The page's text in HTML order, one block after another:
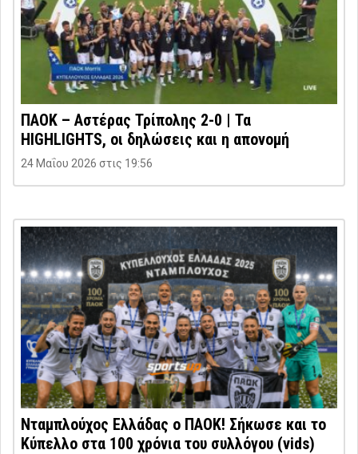
ΠΑΟΚ – Αστέρας Τρίπολης 2-0 | Τα
HIGHLIGHTS, οι δηλώσεις και η απονομή
24 Μαΐου 2026 στις 19:56
Νταμπλούχος Ελλάδας ο ΠΑΟΚ! Σήκωσε και το
Κύπελλο στα 100 χρόνια του συλλόγου (vids)